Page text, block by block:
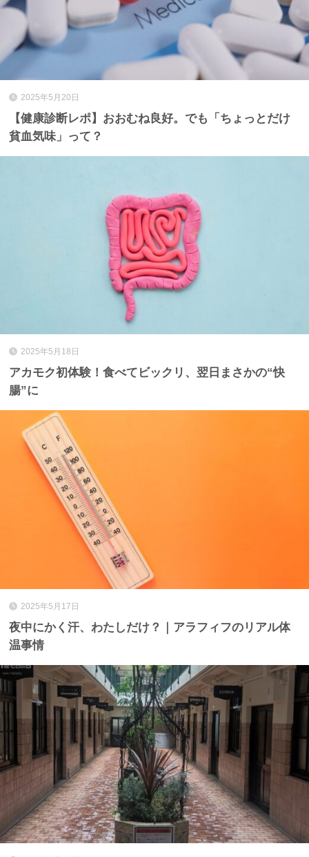
2025年5月20日
【健康診断レポ】おおむね良好。でも「ちょっとだけ
貧血気味」って？
2025年5月18日
アカモク初体験！食べてビックリ、翌日まさかの“快
腸”に
2025年5月17日
夜中にかく汗、わたしだけ？｜アラフィフのリアル体
温事情